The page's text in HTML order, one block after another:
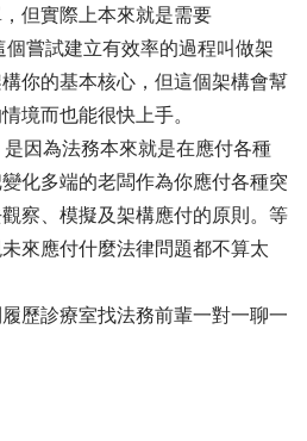
但實際上本來就是需要
嘗試建立有效率的過程叫做架
你的基本核心，但這個架構會幫
境而也能很快上手。
因為法務本來就是在應付各種
化多端的老闆作為你應付各種突
察、模擬及架構應付的原則。等
來應付什麼法律問題都不算太
歷診療室找法務前輩一對一聊一